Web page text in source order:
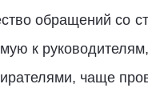
обращений со
к
чаще